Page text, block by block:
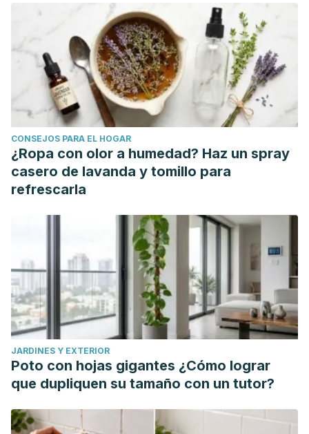
Dreadlocks in Western societies [Internet]. New York:
British Library; 2021 [consultado agosto 2021].
CONSEJOS PARA EL HOGAR
¿Ropa con olor a humedad? Haz un spray
casero de lavanda y tomillo para
refrescarla
JARDINES Y EXTERIOR
Poto con hojas gigantes ¿Cómo lograr
que dupliquen su tamaño con un tutor?